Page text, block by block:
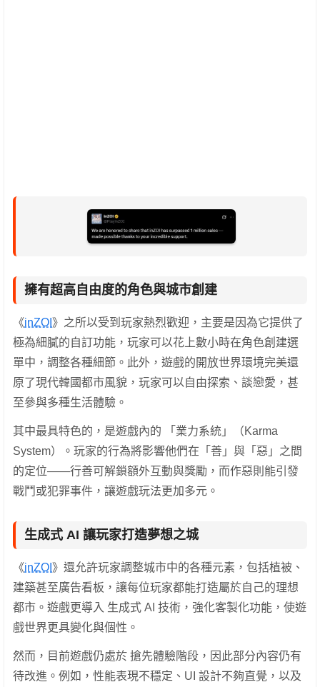
擁有超高自由度的角色與城市創建
《inZOI 》之所以受到玩家熱烈歡迎，主要是因為它提供了
極為細膩的自訂功能，玩家可以花上數小時在角色創建選
單中，調整各種細節。此外，遊戲的開放世界環境完美還
原了現代韓國都市風貌，玩家可以自由探索、談戀愛，甚
至參與多種生活體驗。
其中最具特色的，是遊戲內的 「業力系統」（Karma
System）。玩家的行為將影響他們在「善」與「惡」之間
的定位——行善可解鎖額外互動與獎勵，而作惡則能引發
戰鬥或犯罪事件，讓遊戲玩法更加多元。
生成式 AI 讓玩家打造夢想之城
《inZOI 》還允許玩家調整城市中的各種元素，包括植被、
建築甚至廣告看板，讓每位玩家都能打造屬於自己的理想
都市。遊戲更導入 生成式 AI 技術，強化客製化功能，使遊
戲世界更具變化與個性。
然而，目前遊戲仍處於 搶先體驗階段，因此部分內容仍有
待改進。例如，性能表現不穩定、UI 設計不夠直覺，以及